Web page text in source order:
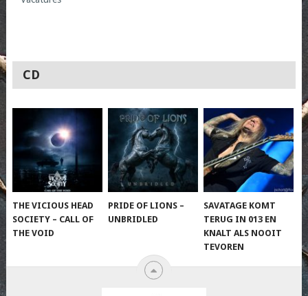
CD
THE VICIOUS HEAD
SOCIETY – CALL OF
THE VOID
PRIDE OF LIONS –
UNBRIDLED
SAVATAGE KOMT
TERUG IN 013 EN
KNALT ALS NOOIT
TEVOREN